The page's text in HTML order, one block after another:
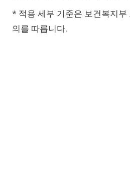
* 적용 세부 기준은 보건복지부
의를 따릅니다.